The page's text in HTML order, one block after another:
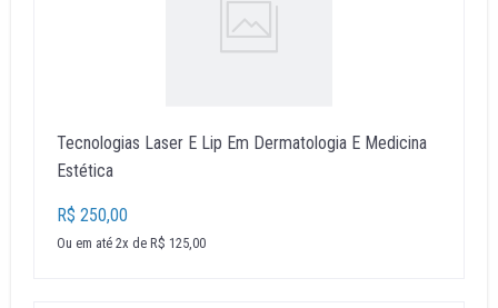
Tecnologias Laser E Lip Em Dermatologia E Medicina
Estética
R$ 250,00
Ou em até 2x de R$ 125,00